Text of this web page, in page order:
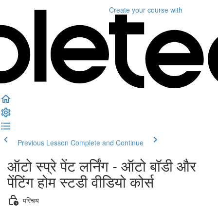
Create your course with
Previous Lesson Complete and Continue
ऑटो स्प्रे पेंट लर्निंग - ऑटो बॉडी और
पेंटिंग होम स्टडी वीडियो कोर्स
परिचय